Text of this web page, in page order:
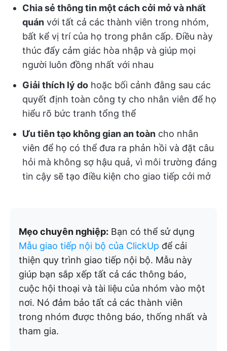
Chia sẻ thông tin một cách cởi mở và nhất
quán với tất cả các thành viên trong nhóm,
bất kể vị trí của họ trong phân cấp. Điều này
thúc đẩy cảm giác hòa nhập và giúp mọi
người luôn đồng nhất với nhau
Giải thích lý do hoặc bối cảnh đằng sau các
quyết định toàn công ty cho nhân viên để họ
hiểu rõ bức tranh tổng thể
Ưu tiên tạo không gian an toàn cho nhân
viên để họ có thể đưa ra phản hồi và đặt câu
hỏi mà không sợ hậu quả, vì môi trường đáng
tin cậy sẽ tạo điều kiện cho giao tiếp cởi mở
Mẹo chuyên nghiệp: Bạn có thể sử dụng
Mẫu giao tiếp nội bộ của ClickUp để cải
thiện quy trình giao tiếp nội bộ. Mẫu này
giúp bạn sắp xếp tất cả các thông báo,
cuộc hội thoại và tài liệu của nhóm vào một
nơi. Nó đảm bảo tất cả các thành viên
trong nhóm được thông báo, thống nhất và
tham gia.